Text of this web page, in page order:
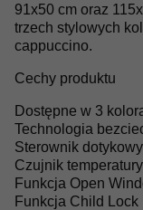
91x50 cm oraz
trzech stylowych
cappuccino.
Cechy produktu
Dostępne w 3
Technologia
Sterownik
Czujnik
Funkcja Open
Funkcja Child Lock